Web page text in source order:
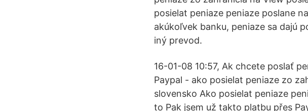
posielat peniaze peniaze poslane
akúkoľvek banku, peniaze sa dajú
iný prevod.
16-01-08 10:57, Ak chcete poslať
Paypal - ako posielat peniaze zo
slovensko Ako posielat peniaze
to Pak jsem už takto platbu přes